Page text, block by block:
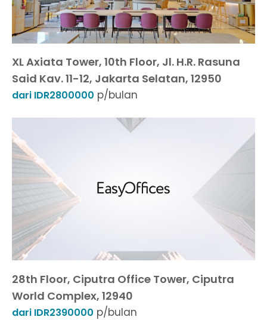
XL Axiata Tower, 10th Floor, Jl. H.R. Rasuna
Said Kav. 11-12, Jakarta Selatan, 12950
dari IDR2800000 p/bulan
28th Floor, Ciputra Office Tower, Ciputra
World Complex, 12940
dari IDR2390000 p/bulan